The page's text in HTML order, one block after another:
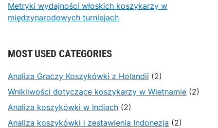
Metryki wydajności włoskich koszykarzy w
międzynarodowych turniejach
MOST USED CATEGORIES
Analiza Graczy Koszykówki z Holandii (2)
Wnikliwości dotyczące koszykarzy w Wietnamie (2)
Analiza koszykówki w Indiach (2)
Analiza koszykówki i zestawienia Indonezja (2)